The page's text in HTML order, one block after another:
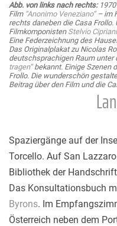
Abb. von links nach rechts:
Film “Anonimo Veneziano“– im
rechts daneben die Casa
Filmkomponisten Stelvio
Eine Federzeichnung des
Das Originalplakat zu Nicolas
deutschsprachigen Raum unter
tragen“bekannt. Einige Szenen
Frollo. Die wunderschön
Beitrag über den Film und die
Spaziergänge auf der
Torcello. Auf San
Bibliothek der
Das Konsultationsbuch
Byrons. Im
Österreich neben dem